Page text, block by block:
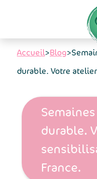
Aller au contenu
Accueil>Blog>
durable. Votre
durable.
France.